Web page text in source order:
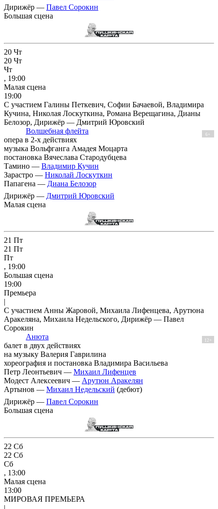
Дирижёр — Павел Сорокин
Большая сцена
20 Чт
20 Чт
Чт
, 19:00
Малая сцена
19:00
С участием Галины Петкевич, Софии Бачаевой, Владимира
Кучина, Николая Лоскуткина, Романа Верещагина, Дианы
Белозор, Дирижёр — Дмитрий Юровский
Волшебная флейта
6+
опера в 2-х действиях
музыка Вольфганга Амадея Моцарта
постановка Вячеслава Стародубцева
Тамино — Владимир Кучин
Зарастро — Николай Лоскуткин
Папагена — Диана Белозор
Дирижёр — Дмитрий Юровский
Малая сцена
21 Пт
21 Пт
Пт
, 19:00
Большая сцена
19:00
Премьера
|
С участием Анны Жаровой, Михаила Лифенцева, Арутюна
Аракеляна, Михаила Недельского, Дирижёр — Павел
Сорокин
Анюта
12+
балет в двух действиях
на музыку Валерия Гаврилина
хореография и постановка Владимира Васильева
Петр Леонтьевич — Михаил Лифенцев
Модест Алексеевич — Арутюн Аракелян
Артынов — Михаил Недельский (дебют)
Дирижёр — Павел Сорокин
Большая сцена
22 Сб
22 Сб
Сб
, 13:00
Малая сцена
13:00
МИРОВАЯ ПРЕМЬЕРА